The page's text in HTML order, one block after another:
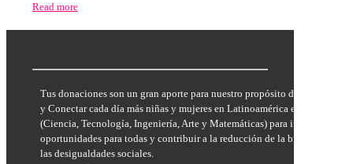
Read more
Tus donaciones son un gran aporte para nuestro propósito de Inspirar,
y Conectar cada día más niñas y mujeres en Latinoamérica en las áreas
(Ciencia, Tecnología, Ingeniería, Arte y Matemáticas) para incrementar
oportunidades para todas y contribuir a la reducción de la brecha de
las desigualdades sociales.